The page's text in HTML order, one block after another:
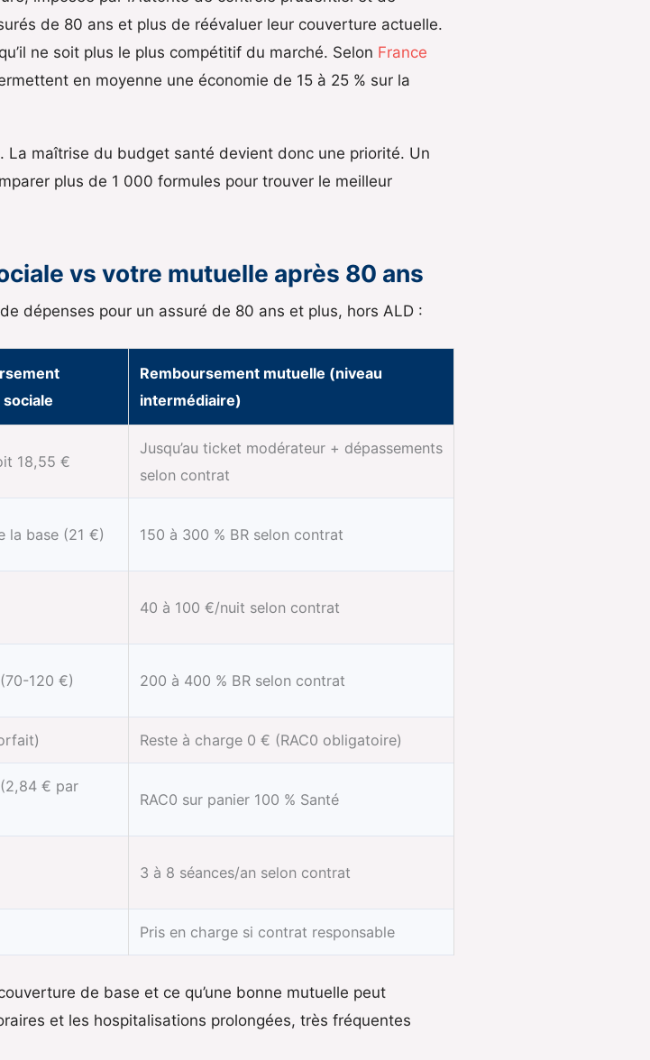
de 80 ans et plus de réévaluer leur couverture actuelle.
ne soit plus le plus compétitif du marché. Selon France
en moyenne une économie de 15 à 25 % sur la
maîtrise du budget santé devient donc une priorité. Un
plus de 1 000 formules pour trouver le meilleur
vs votre mutuelle après 80 ans
dépenses pour un assuré de 80 ans et plus, hors ALD :
Remboursement mutuelle (niveau
intermédiaire)
18,55 €
Jusqu’au ticket modérateur + dépassements
selon contrat
la base (21 €) 150 à 300 % BR selon contrat
40 à 100 €/nuit selon contrat
120 €) 200 à 400 % BR selon contrat
Reste à charge 0 € (RAC0 obligatoire)
(2,84 € par
RAC0 sur panier 100 % Santé
3 à 8 séances/an selon contrat
Pris en charge si contrat responsable
de base et ce qu’une bonne mutuelle peut
et les hospitalisations prolongées, très fréquentes